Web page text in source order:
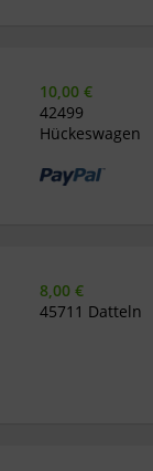
10,00 €
42499
Hückeswagen
8,00 €
45711 Datteln